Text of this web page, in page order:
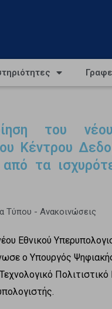
του νέου
Κέντρου
τα
Τύπου - Ανακοινώσεις
Εθνικού
ο Υπουργός